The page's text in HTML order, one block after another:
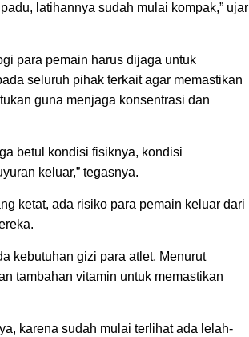
latihannya sudah mulai kompak,” ujar
para pemain harus dijaga untuk
seluruh pihak terkait agar memastikan
guna menjaga konsentrasi dan
betul kondisi fisiknya, kondisi
keluar,” tegasnya.
ketat, ada risiko para pemain keluar dari
kebutuhan gizi para atlet. Menurut
tambahan vitamin untuk memastikan
karena sudah mulai terlihat ada lelah-